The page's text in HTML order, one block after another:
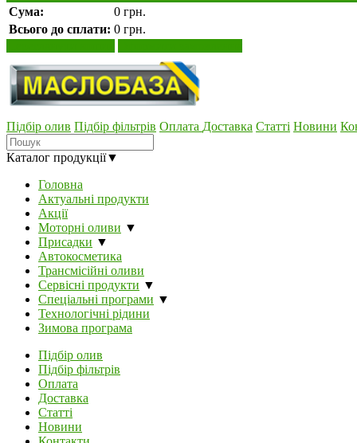
Сума:
0 грн.
Всього до сплати: 0 грн.
Підбір олив Підбір фільтрів Оплата Доставка Статті Новини
Каталог продукції▼
Головна
Актуальні продукти
Акції
Моторні оливи ▼
Присадки ▼
Автокосметика
Трансмісійні оливи
Сервісні продукти ▼
Спеціальні програми ▼
Технологічні рідини
Зимова програма
Підбір олив
Підбір фільтрів
Оплата
Доставка
Статті
Новини